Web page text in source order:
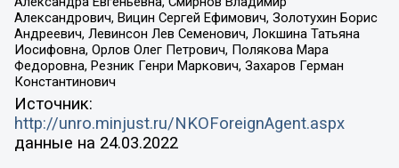
Александрович, Вицин Сергей Ефимович, Золотухин Борис
Андреевич, Левинсон Лев Семенович, Локшина Татьяна
Иосифовна, Орлов Олег Петрович, Полякова Мара
Федоровна, Резник Генри Маркович, Захаров Герман
Константинович
Источник:
http://unro.minjust.ru/NKOForeignAgent.aspx
данные на 24.03.2022